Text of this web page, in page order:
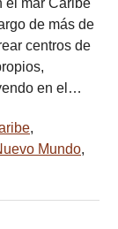
el mar Caribe
de más de
centros de
en el…
,
Mundo,